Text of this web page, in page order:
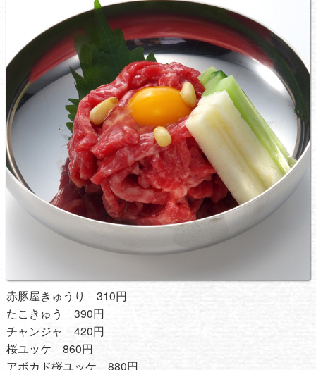
赤豚屋きゅうり 310円
たこきゅう 390円
チャンジャ 420円
桜ユッケ 860円
アボカド桜ユッケ 880円